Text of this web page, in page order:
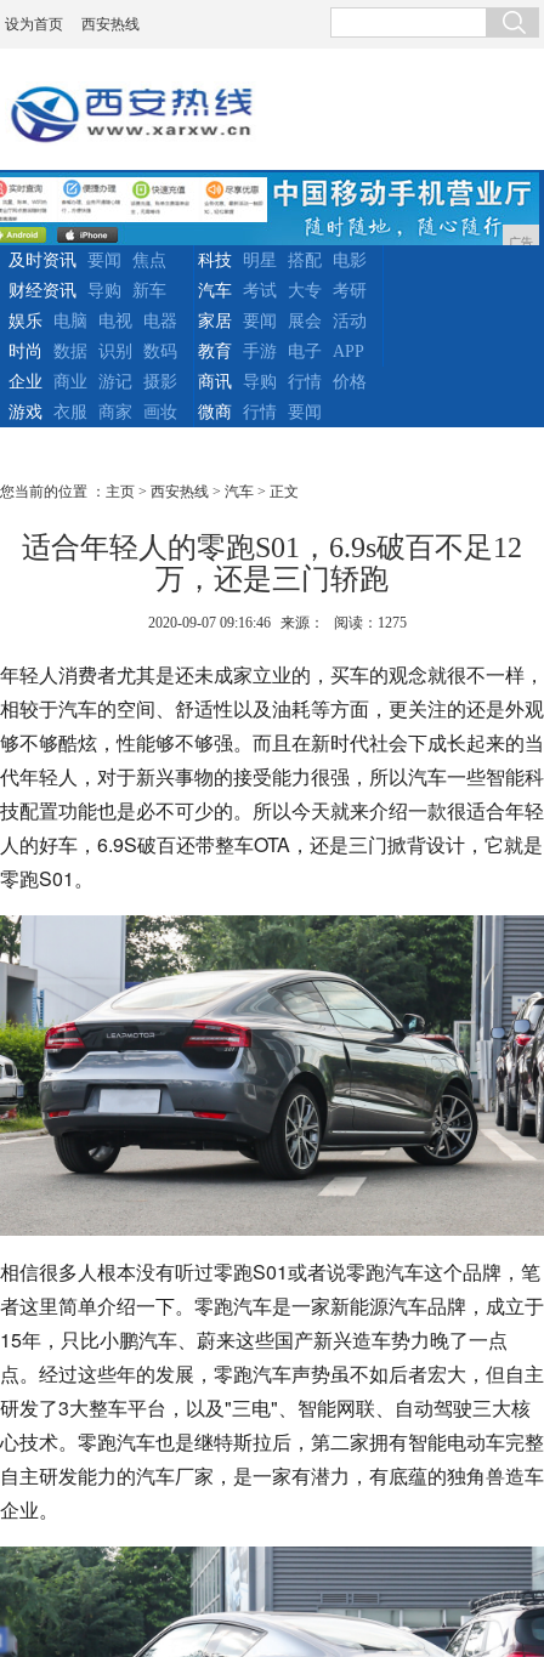
设为首页 西安热线
广告
及时资讯 要闻
焦点
财经资讯
导购 新车
科技 明星 搭配
电影
汽车
考试 大专
考研
娱乐
电脑 电视
电器
时尚
数据 识别 数码
家居 要闻 展会
活动
教育
手游 电子
APP
企业
商业 游记
摄影
游戏
衣服 商家 画妆
商讯 导购 行情
价格
微商
行情 要闻
您当前的位置 ： 主页 > 西安热线 > 汽车 > 正文
适合年轻人的零跑S01，6.9s破百不足12
万，还是三门轿跑
2020-09-07 09:16:46 来源： 阅读：1275
年轻人消费者尤其是还未成家立业的，买车的观念就很不一样，
相较于汽车的空间、舒适性以及油耗等方面，更关注的还是外观
够不够酷炫，性能够不够强。而且在新时代社会下成长起来的当
代年轻人，对于新兴事物的接受能力很强，所以汽车一些智能科
技配置功能也是必不可少的。所以今天就来介绍一款很适合年轻
人的好车，6.9S破百还带整车OTA，还是三门掀背设计，它就是
零跑S01。
相信很多人根本没有听过零跑S01或者说零跑汽车这个品牌，笔
者这里简单介绍一下。零跑汽车是一家新能源汽车品牌，成立于
15年，只比小鹏汽车、蔚来这些国产新兴造车势力晚了一点
点。经过这些年的发展，零跑汽车声势虽不如后者宏大，但自主
研发了3大整车平台，以及"三电"、智能网联、自动驾驶三大核
心技术。零跑汽车也是继特斯拉后，第二家拥有智能电动车完整
自主研发能力的汽车厂家，是一家有潜力，有底蕴的独角兽造车
企业。